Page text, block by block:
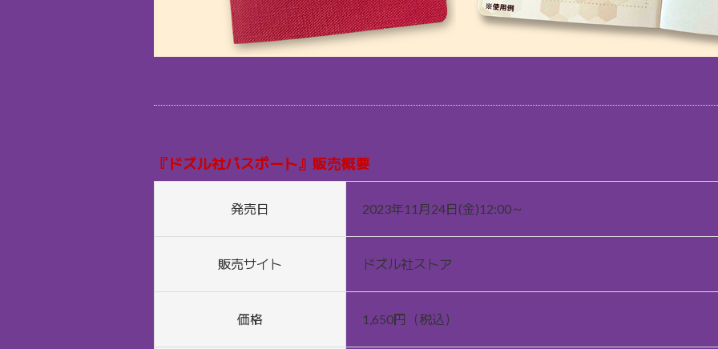
『ドズル社パスポート』販売概要
発売日 2023年11月24日(金)12:00～
販売サイト ドズル社ストア
価格 1,650円（税込）